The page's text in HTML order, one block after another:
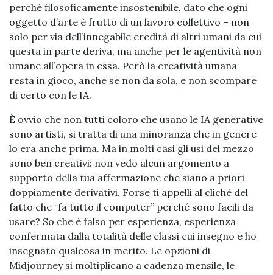
perché filosoficamente insostenibile, dato che ogni
oggetto d’arte è frutto di un lavoro collettivo – non
solo per via dell’innegabile eredità di altri umani da cui
questa in parte deriva, ma anche per le agentività non
umane all’opera in essa. Però la creatività umana
resta in gioco, anche se non da sola, e non scompare
di certo con le IA.
È ovvio che non tutti coloro che usano le IA generative
sono artisti, si tratta di una minoranza che in genere
lo era anche prima. Ma in molti casi gli usi del mezzo
sono ben creativi: non vedo alcun argomento a
supporto della tua affermazione che siano a priori
doppiamente derivativi. Forse ti appelli al cliché del
fatto che “fa tutto il computer” perché sono facili da
usare? So che è falso per esperienza, esperienza
confermata dalla totalità delle classi cui insegno e ho
insegnato qualcosa in merito. Le opzioni di
Midjourney si moltiplicano a cadenza mensile, le